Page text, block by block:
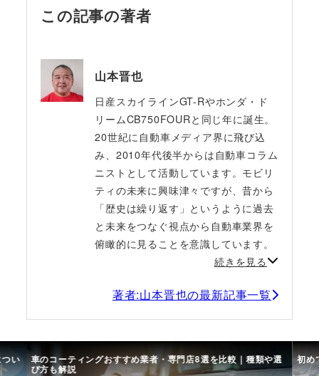
この記事の著者
山本晋也
日産スカイラインGT-Rやホンダ・ド
リームCB750FOURと同じ年に誕生。
20世紀に自動車メディア界に飛び込
み、2010年代後半からは自動車コラム
ニストとして活動しています。モビリ
ティの未来に興味津々ですが、昔から
「歴史は繰り返す」というように過去
と未来をつなぐ視点から自動車業界を
俯瞰的に見ることを意識しています。
続きを見る
著者:山本晋也の最新記事一覧
い 車のコーティングおすすめ業者・専門店8選を比較｜種類や選
び方も解説
初め